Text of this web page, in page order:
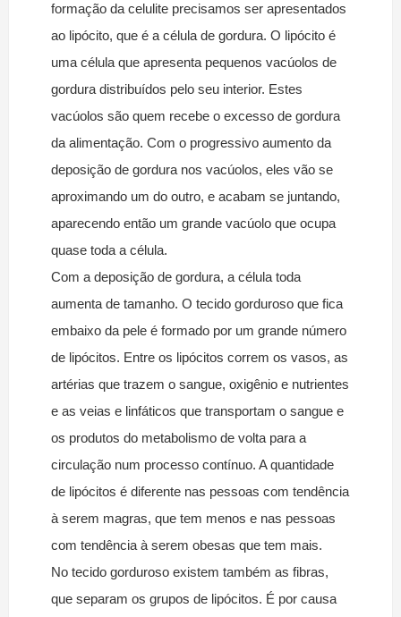
formação da celulite precisamos ser apresentados
ao lipócito, que é a célula de gordura. O lipócito é
uma célula que apresenta pequenos vacúolos de
gordura distribuídos pelo seu interior. Estes
vacúolos são quem recebe o excesso de gordura
da alimentação. Com o progressivo aumento da
deposição de gordura nos vacúolos, eles vão se
aproximando um do outro, e acabam se juntando,
aparecendo então um grande vacúolo que ocupa
quase toda a célula.
Com a deposição de gordura, a célula toda
aumenta de tamanho. O tecido gorduroso que fica
embaixo da pele é formado por um grande número
de lipócitos. Entre os lipócitos correm os vasos, as
artérias que trazem o sangue, oxigênio e nutrientes
e as veias e linfáticos que transportam o sangue e
os produtos do metabolismo de volta para a
circulação num processo contínuo. A quantidade
de lipócitos é diferente nas pessoas com tendência
à serem magras, que tem menos e nas pessoas
com tendência à serem obesas que tem mais.
No tecido gorduroso existem também as fibras,
que separam os grupos de lipócitos. É por causa